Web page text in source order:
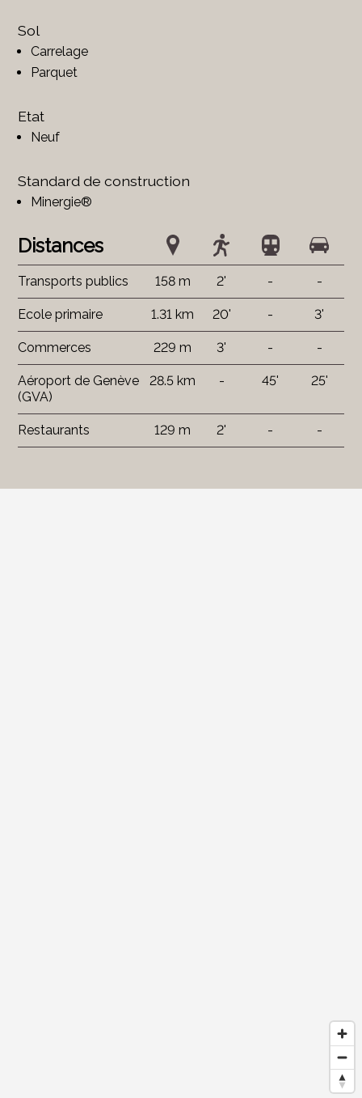
Sol
Carrelage
Parquet
Etat
Neuf
Standard de construction
Minergie®
Distances
Transports publics 158 m 2' - -
Ecole primaire 1.31 km 20' - 3'
Commerces 229 m 3' - -
Aéroport de Genève
(GVA)
28.5 km - 45' 25'
Restaurants 129 m 2' - -